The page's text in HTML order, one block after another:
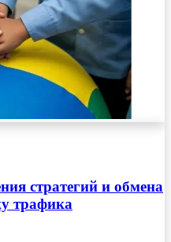
стратегий и обмена
трафика